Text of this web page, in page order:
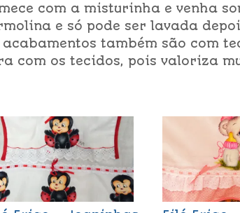
com a misturinha e venha
e só pode ser lavada
acabamentos também são com
com os tecidos, pois valoriza